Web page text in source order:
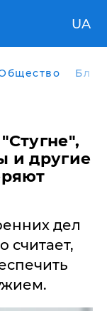
UA
и другие
дел
считает,